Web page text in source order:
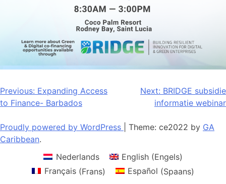
Bericht
navigatie
Previous: Expanding Access
to Finance- Barbados
Next: BRIDGE subsidie
informatie webinar
Proudly powered by WordPress Theme: ce2022 by GA
Caribbean.
Nederlands
English(Engels)
Français(Frans) Español (Spaans)